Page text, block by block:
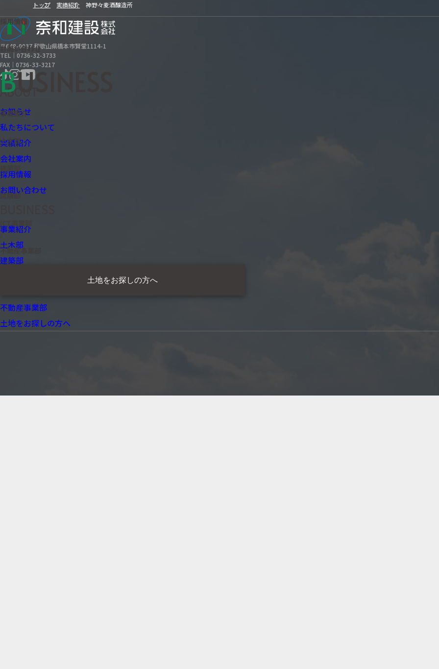
採用情報
お問い合わせ
BUSINESS
事業紹介
土木部
建築部
試験部
ICT事業部
不動産事業部
土地をお探しの方へ
トップ 実績紹介 神野々麦酒醸造所
〒648-0037 和歌山県橋本市賢堂1114-1
TEL｜0736-32-3733
FAX｜0736-33-3217
ABOUT
お知らせ
私たちについて
実績紹介
会社案内
採用情報
お問い合わせ
事業紹介
土木部
建築部
不動産事業部
土地をお探しの方へ